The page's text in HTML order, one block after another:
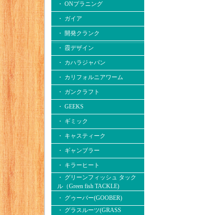
・ ONプラニング
・ ガイア
・ 開発クランク
・ 霞デザイン
・ カハラジャパン
・ カリフォルニアワーム
・ ガンクラフト
・ GEEKS
・ ギミック
・ キャスティーク
・ ギャンブラー
・ キラーヒート
・ グリーンフィッシュ タック
ル（Green fish TACKLE)
・ グゥーバー(GOOBER)
・ グラスルーツ(GRASS